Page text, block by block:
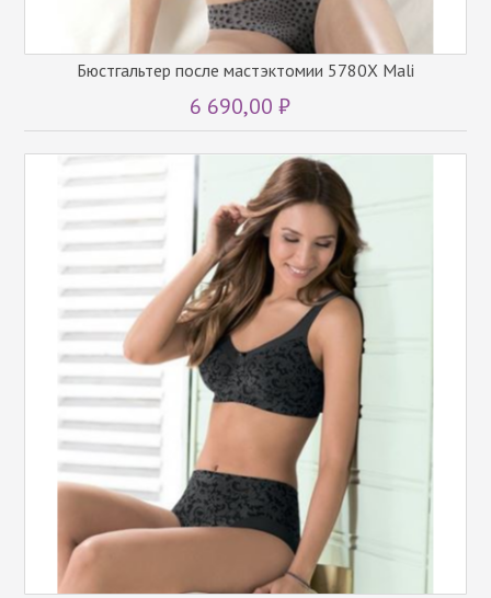
Бюстгальтер после мастэктомии 5780X Mali
6 690,00 ₽